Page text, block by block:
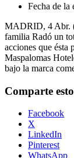
Fecha de la
MADRID, 4 Abr.
familia Radó un
acciones que ésta
Maspalomas
bajo la marca
Comparte
Facebook
X
LinkedIn
Pinterest
WhatsApp